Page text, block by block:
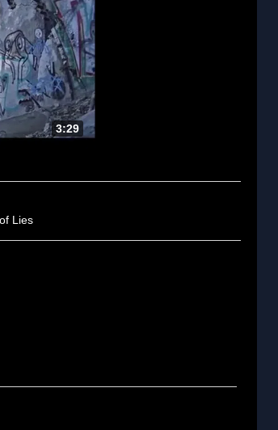
3:29
Lies